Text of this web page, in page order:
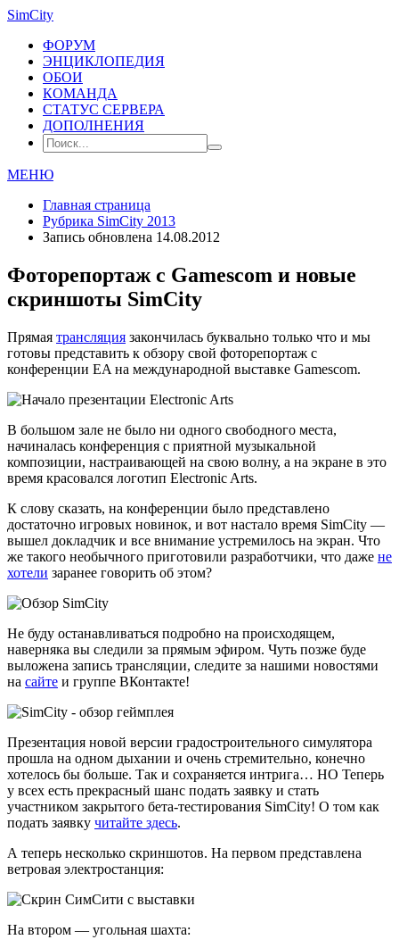
SimCity
ФОРУМ
ЭНЦИКЛОПЕДИЯ
ОБОИ
КОМАНДА
СТАТУС СЕРВЕРА
ДОПОЛНЕНИЯ
МЕНЮ
Главная страница
Рубрика SimCity 2013
Запись обновлена 14.08.2012
Фоторепортаж с Gamescom и новые
скриншоты SimCity
Прямая трансляция закончилась буквально только что и мы
готовы представить к обзору свой фоторепортаж с
конференции EA на международной выставке Gamescom.
В большом зале не было ни одного свободного места,
начиналась конференция с приятной музыкальной
композиции, настраивающей на свою волну, а на экране в это
время красовался логотип Electronic Arts.
К слову сказать, на конференции было представлено
достаточно игровых новинок, и вот настало время SimCity —
вышел докладчик и все внимание устремилось на экран. Что
же такого необычного приготовили разработчики, что даже не
хотели заранее говорить об этом?
Не буду останавливаться подробно на происходящем,
наверняка вы следили за прямым эфиром. Чуть позже буде
выложена запись трансляции, следите за нашими новостями
на сайте и группе ВКонтакте!
Презентация новой версии градостроительного симулятора
прошла на одном дыхании и очень стремительно, конечно
хотелось бы больше. Так и сохраняется интрига… НО Теперь
у всех есть прекрасный шанс подать заявку и стать
участником закрытого бета-тестирования SimCity! О том как
подать заявку читайте здесь.
А теперь несколько скриншотов. На первом представлена
ветровая электростанция:
На втором — угольная шахта: